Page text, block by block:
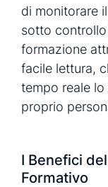
di monitorare
sotto
formazione
facile lettura,
tempo reale
proprio
I Benefici
Formativo